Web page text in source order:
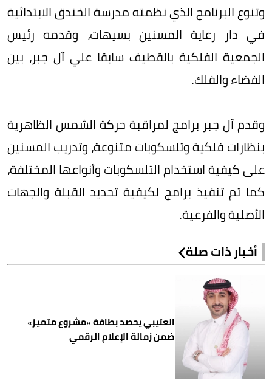
وتنوع البرنامج الذي نظمته مدرسة الخندق الابتدائية
في دار رعاية المسنين بسيهات، وقدمه رئيس
الجمعية الفلكية بالقطيف سابقا علي آل جبر، بين
الفضاء والفلك.
وقدم آل جبر برامج لمراقبة حركة الشمس الظاهرية
بنظارات فلكية وتلسكوبات متنوعة، وتدريب المسنين
على كيفية استخدام التلسكوبات وأنواعها المختلفة،
كما تم تنفيذ برامج لكيفية تحديد القبلة والجهات
الأصلية والفرعية.
أخبار ذات صلة
العتيبي يحصد بطاقة «مشروع متميز»
ضمن زمالة الإعلام الرقمي